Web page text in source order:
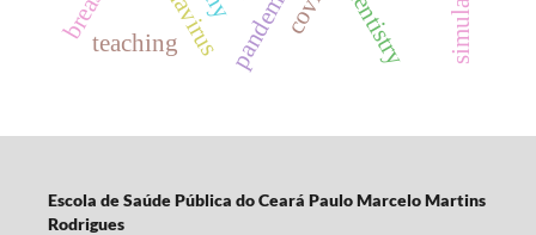
pandemic
teaching dentistry
Escola de Saúde Pública do Ceará Paulo Marcelo Martins
Rodrigues